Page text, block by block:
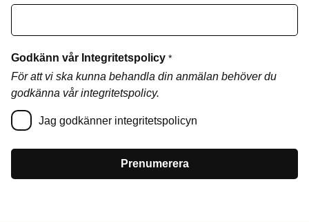
Godkänn vår Integritetspolicy *
För att vi ska kunna behandla din anmälan behöver du
godkänna vår integritetspolicy.
Jag godkänner integritetspolicyn
Prenumerera